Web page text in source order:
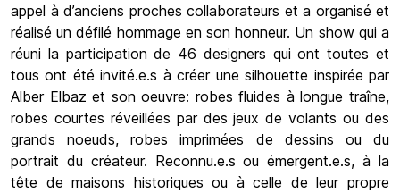
appel à d’anciens proches collaborateurs et a organisé et
réalisé un défilé hommage en son honneur. Un show qui a
réuni la participation de 46 designers qui ont toutes et
tous ont été invité.e.s à créer une silhouette inspirée par
Alber Elbaz et son oeuvre: robes fluides à longue traîne,
robes courtes réveillées par des jeux de volants ou des
grands noeuds, robes imprimées de dessins ou du
portrait du créateur. Reconnu.e.s ou émergent.e.s, à la
tête de maisons historiques ou à celle de leur propre